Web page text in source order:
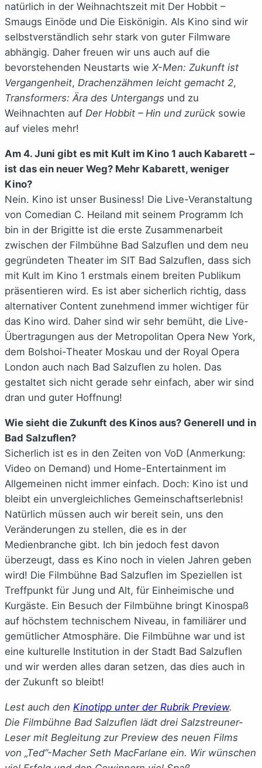
natürlich in der Weihnachtszeit mit Der Hobbit –
Smaugs Einöde und Die Eiskönigin. Als Kino sind wir
selbstverständlich sehr stark von guter Filmware
abhängig. Daher freuen wir uns auch auf die
bevorstehenden Neustarts wie X-Men: Zukunft ist
Vergangenheit, Drachenzähmen leicht gemacht 2,
Transformers: Ära des Untergangs und zu
Weihnachten auf Der Hobbit – Hin und zurück sowie
auf vieles mehr!
Am 4. Juni gibt es mit Kult im Kino 1 auch Kabarett –
ist das ein neuer Weg? Mehr Kabarett, weniger
Kino?
Nein. Kino ist unser Business! Die Live-Veranstaltung
von Comedian C. Heiland mit seinem Programm Ich
bin in der Brigitte ist die erste Zusammenarbeit
zwischen der Filmbühne Bad Salzuflen und dem neu
gegründeten Theater im SIT Bad Salzuflen, dass sich
mit Kult im Kino 1 erstmals einem breiten Publikum
präsentieren wird. Es ist aber sicherlich richtig, dass
alternativer Content zunehmend immer wichtiger für
das Kino wird. Daher sind wir sehr bemüht, die Live-
Übertragungen aus der Metropolitan Opera New York,
dem Bolshoi-Theater Moskau und der Royal Opera
London auch nach Bad Salzuflen zu holen. Das
gestaltet sich nicht gerade sehr einfach, aber wir sind
dran und guter Hoffnung!
Wie sieht die Zukunft des Kinos aus? Generell und in
Bad Salzuflen?
Sicherlich ist es in den Zeiten von VoD (Anmerkung:
Video on Demand) und Home-Entertainment im
Allgemeinen nicht immer einfach. Doch: Kino ist und
bleibt ein unvergleichliches Gemeinschaftserlebnis!
Natürlich müssen auch wir bereit sein, uns den
Veränderungen zu stellen, die es in der
Medienbranche gibt. Ich bin jedoch fest davon
überzeugt, dass es Kino noch in vielen Jahren geben
wird! Die Filmbühne Bad Salzuflen im Speziellen ist
Treffpunkt für Jung und Alt, für Einheimische und
Kurgäste. Ein Besuch der Filmbühne bringt Kinospaß
auf höchstem technischem Niveau, in familiärer und
gemütlicher Atmosphäre. Die Filmbühne war und ist
eine kulturelle Institution in der Stadt Bad Salzuflen
und wir werden alles daran setzen, das dies auch in
der Zukunft so bleibt!
Lest auch den Kinotipp unter der Rubrik Preview.
Die Filmbühne Bad Salzuflen lädt drei Salzstreuner-
Leser mit Begleitung zur Preview des neuen Films
von „Ted”-Macher Seth MacFarlane ein. Wir wünschen